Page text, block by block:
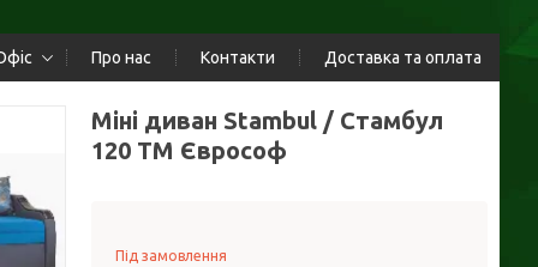
Про нас Контакти Доставка та оплата
Міні диван Stambul / Стамбул
120 ТМ Єврософ
Під замовлення